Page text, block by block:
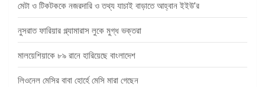
মেটা ও টিকটককে নজরদারি ও তথ্য যাচাই বাড়াতে আহ্বান ইইউ’র
নুসরাত ফারিয়ার গ্ল্যামারাস লুকে মুগ্ধ ভক্তরা
মালয়েশিয়াকে ৮৯ রানে হারিয়েছে বাংলাদেশ
লিওনেল মেসির বাবা হোর্হে মেসি মারা গেছেন